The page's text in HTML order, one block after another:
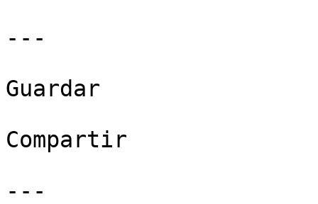
---
Guardar
Compartir
---